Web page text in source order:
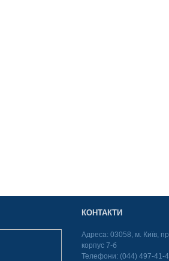
КОНТАКТИ
Адреса: 03058, м. Київ,
корпус 7-б
Телефони: (044) 497-41-